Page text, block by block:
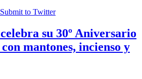
su 30º Aniversario
mantones, incienso y